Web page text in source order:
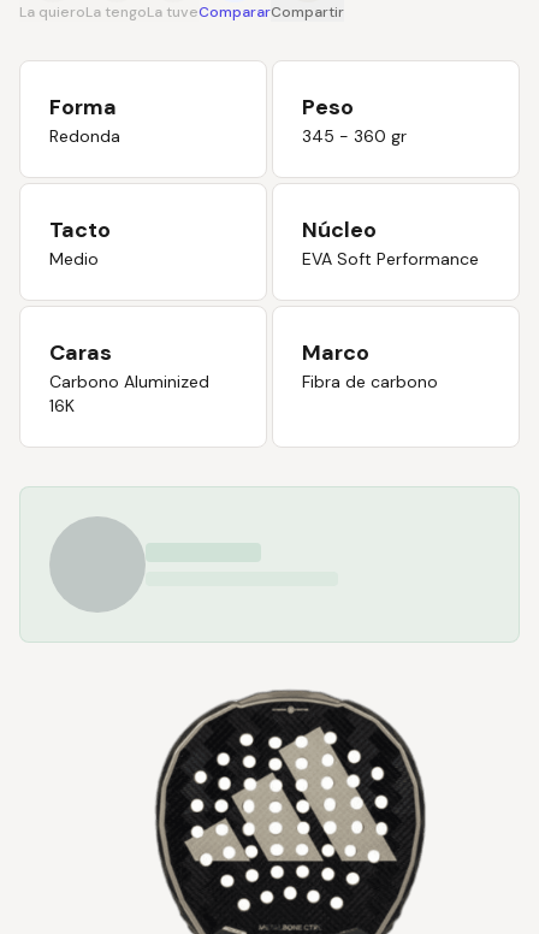
La quieroLa tengoLa tuveCompararCompartir
Forma
Redonda
Peso
345 - 360 gr
Tacto
Medio
Núcleo
EVA Soft Performance
Caras
Carbono Aluminized
16K
Marco
Fibra de carbono